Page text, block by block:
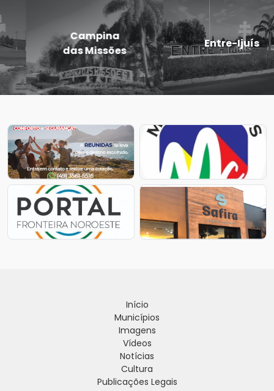
Entre-Ijuís
Eugênio de
Castro
Início
Municípios
Imagens
Vídeos
Notícias
Cultura
Publicações Legais